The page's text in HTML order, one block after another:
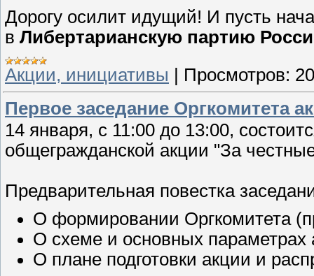
Дорогу осилит идущий! И пусть
в Либертарианскую партию
Акции, инициативы
Просмотров:
Первое заседание Оргкомитета
14 января, с 11:00 до 13:00,
общегражданской акции "За
Предварительная повестка
О формировании Оргкомитета
О схеме и основных
О плане подготовки акции и